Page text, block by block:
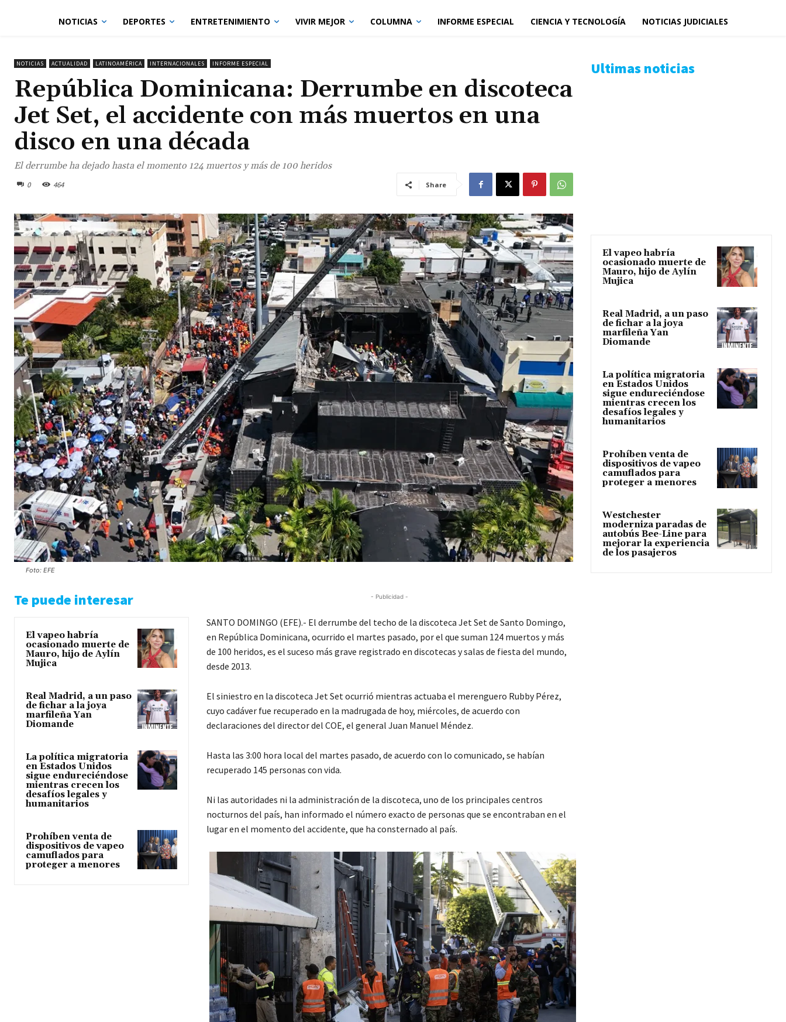
NOTICIAS DEPORTES ENTRETENIMIENTO VIVIR MEJOR COLUMNA INFORME ESPECIAL CIENCIA Y TECNOLOGÍA NOTICIAS JUDICIALES
NOTICIAS ACTUALIDAD LATINOAMÉRICA INTERNACIONALES INFORME ESPECIAL
República Dominicana: Derrumbe en discoteca
Jet Set, el accidente con más muertos en una
disco en una década
El derrumbe ha dejado hasta el momento 124 muertos y más de 100 heridos
0 464 Share
Foto: EFE
Te puede interesar
El vapeo habría
ocasionado muerte de
Mauro, hijo de Aylín
Mujica
Real Madrid, a un paso
de fichar a la joya
marfileña Yan
Diomande
La política migratoria
en Estados Unidos
sigue endureciéndose
mientras crecen los
desafíos legales y
humanitarios
Prohíben venta de
dispositivos de vapeo
camuflados para
proteger a menores
- Publicidad -
SANTO DOMINGO (EFE).- El derrumbe del techo de la discoteca Jet Set de Santo Domingo,
en República Dominicana, ocurrido el martes pasado, por el que suman 124 muertos y más
de 100 heridos, es el suceso más grave registrado en discotecas y salas de fiesta del mundo,
desde 2013.
El siniestro en la discoteca Jet Set ocurrió mientras actuaba el merenguero Rubby Pérez,
cuyo cadáver fue recuperado en la madrugada de hoy, miércoles, de acuerdo con
declaraciones del director del COE, el general Juan Manuel Méndez.
Hasta las 3:00 hora local del martes pasado, de acuerdo con lo comunicado, se habían
recuperado 145 personas con vida.
Ni las autoridades ni la administración de la discoteca, uno de los principales centros
nocturnos del país, han informado el número exacto de personas que se encontraban en el
lugar en el momento del accidente, que ha consternado al país.
Ultimas noticias
El vapeo habría
ocasionado muerte de
Mauro, hijo de Aylín
Mujica
Real Madrid, a un paso
de fichar a la joya
marfileña Yan
Diomande
La política migratoria
en Estados Unidos
sigue endureciéndose
mientras crecen los
desafíos legales y
humanitarios
Prohíben venta de
dispositivos de vapeo
camuflados para
proteger a menores
Westchester
moderniza paradas de
autobús Bee-Line para
mejorar la experiencia
de los pasajeros